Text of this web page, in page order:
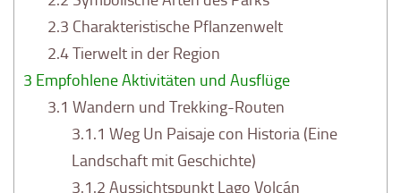
2.3 Charakteristische Pflanzenwelt
2.4Tierwelt in der Region
3 Empfohlene Aktivitäten und Ausflüge
3.1 Wandern und Trekking-Routen
3.1.1 Weg Un Paisaje con Historia (Eine
Landschaft mit Geschichte)
3.1.2 Aussichtspunkt Lago Volcán